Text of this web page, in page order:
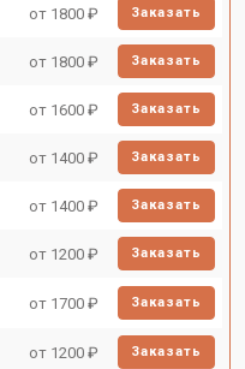
от 1800 ₽ Заказать
от 1800 ₽ Заказать
от 1600 ₽ Заказать
от 1400 ₽ Заказать
от 1400 ₽ Заказать
от 1200 ₽ Заказать
от 1700 ₽ Заказать
от 1200 ₽ Заказать